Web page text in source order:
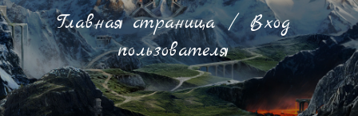
Главная страница / Вход
пользователя